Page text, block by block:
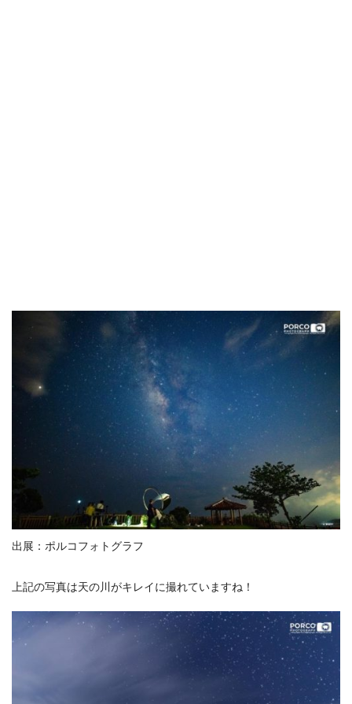
出展：ポルコフォトグラフ
上記の写真は天の川がキレイに撮れていますね！